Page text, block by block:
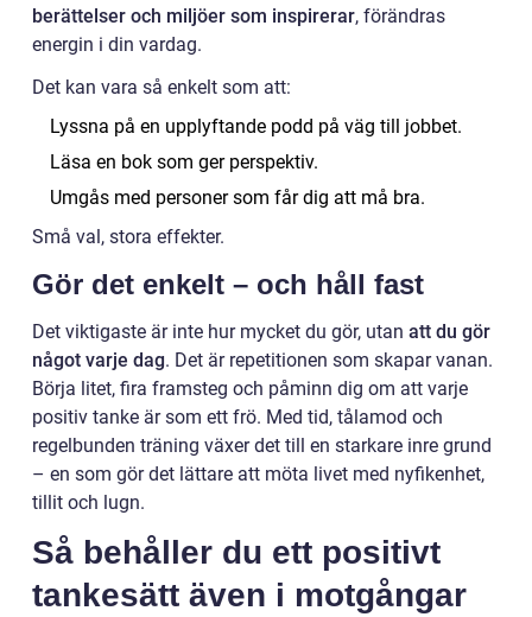
berättelser och miljöer som inspirerar, förändras
energin i din vardag.
Det kan vara så enkelt som att:
Lyssna på en upplyftande podd på väg till jobbet.
Läsa en bok som ger perspektiv.
Umgås med personer som får dig att må bra.
Små val, stora effekter.
Gör det enkelt – och håll fast
Det viktigaste är inte hur mycket du gör, utan att du gör
något varje dag. Det är repetitionen som skapar vanan.
Börja litet, fira framsteg och påminn dig om att varje
positiv tanke är som ett frö. Med tid, tålamod och
regelbunden träning växer det till en starkare inre grund
– en som gör det lättare att möta livet med nyfikenhet,
tillit och lugn.
Så behåller du ett positivt
tankesätt även i motgångar